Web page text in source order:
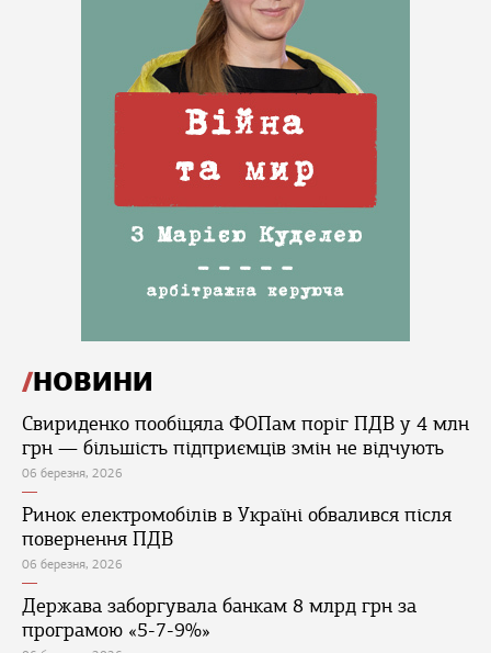
НОВИНИ
Свириденко пообіцяла ФОПам поріг ПДВ у 4 млн
грн — більшість підприємців змін не відчують
06 березня, 2026
Ринок електромобілів в Україні обвалився після
повернення ПДВ
06 березня, 2026
Держава заборгувала банкам 8 млрд грн за
програмою «5-7-9%»